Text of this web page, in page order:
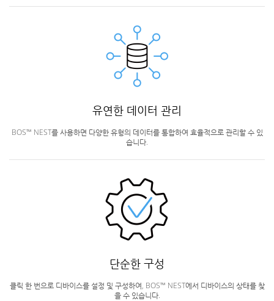
유연한 데이터 관리
BOS™ NEST를 사용하면 다양한 유형의 데이터를 통합하여 효율적으로 관리할 수 있
습니다.
단순한 구성
클릭 한 번으로 디바이스를 설정 및 구성하여, BOS™ NEST에서 디바이스의 상태를 찾
을 수 있습니다.